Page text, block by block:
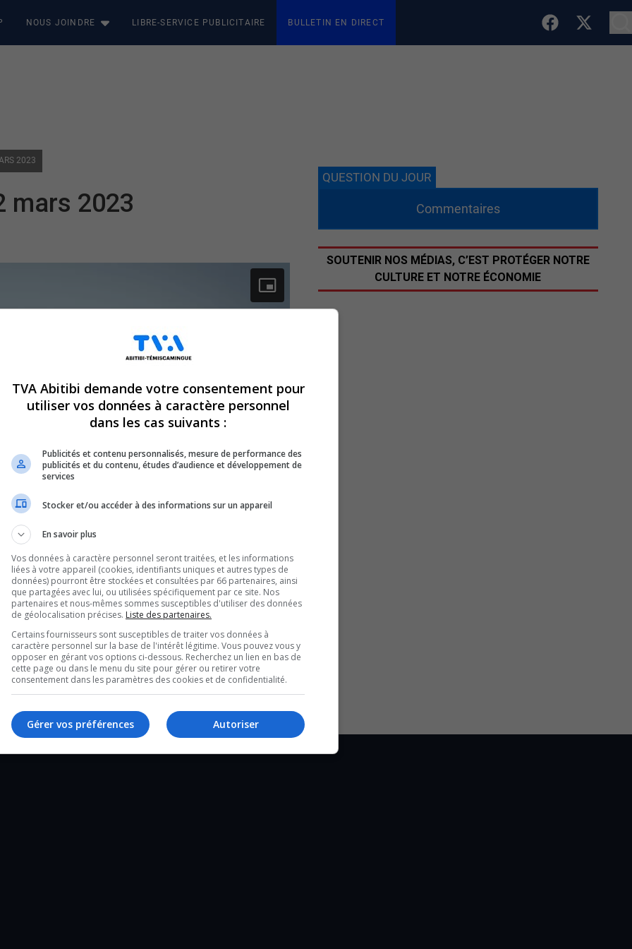
NOUS JOINDRE LIBRE-SERVICE PUBLICITAIRE BULLETIN EN DIRECT
2023
mars 2023
vous incontournables pour connaître tout
sur l’heure du lunch et un de 28
un tour d’horizon complet de ce qui a
QUESTION DU JOUR
Commentaires
SOUTENIR NOS MÉDIAS, C’EST PROTÉGER NOTRE
CULTURE ET NOTRE ÉCONOMIE
TVA Abitibi demande votre consentement pour
utiliser vos données à caractère personnel
dans les cas suivants :
Publicités et contenu personnalisés, mesure de performance des
publicités et du contenu, études d’audience et développement de
services
Stocker et/ou accéder à des informations sur un appareil
En savoir plus
Vos données à caractère personnel seront traitées, et les informations
liées à votre appareil (cookies, identifiants uniques et autres types de
données) pourront être stockées et consultées par 66 partenaires, ainsi
que partagées avec lui, ou utilisées spécifiquement par ce site. Nos
partenaires et nous-mêmes sommes susceptibles d'utiliser des données
de géolocalisation précises. Liste des partenaires.
Certains fournisseurs sont susceptibles de traiter vos données à
caractère personnel sur la base de l'intérêt légitime. Vous pouvez vous y
opposer en gérant vos options ci-dessous. Recherchez un lien en bas de
cette page ou dans le menu du site pour gérer ou retirer votre
consentement dans les paramètres des cookies et de confidentialité.
Autoriser
Gérer vos préférences